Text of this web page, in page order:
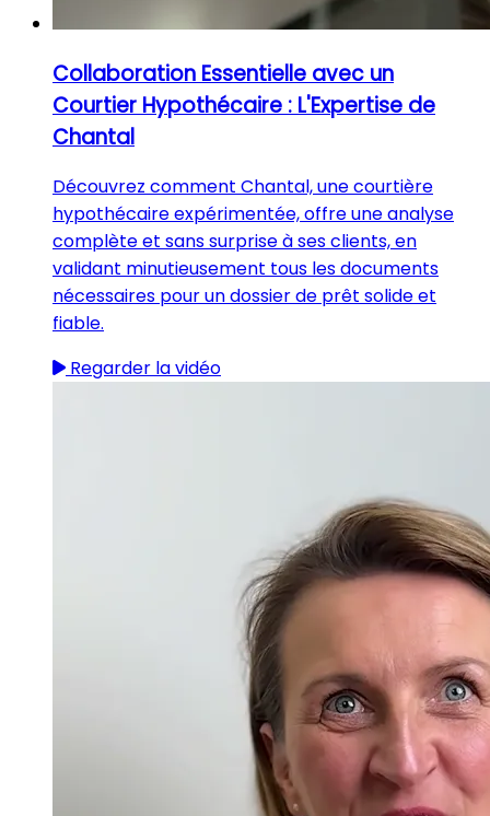
Collaboration Essentielle avec un
Courtier Hypothécaire : L'Expertise de
Chantal
Découvrez comment Chantal, une courtière
hypothécaire expérimentée, offre une analyse
complète et sans surprise à ses clients, en
validant minutieusement tous les documents
nécessaires pour un dossier de prêt solide et
fiable.
Regarder la vidéo